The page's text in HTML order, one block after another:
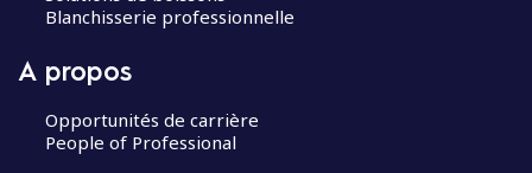
Blanchisserie professionnelle
A propos
Opportunités de carrière
People of Professional